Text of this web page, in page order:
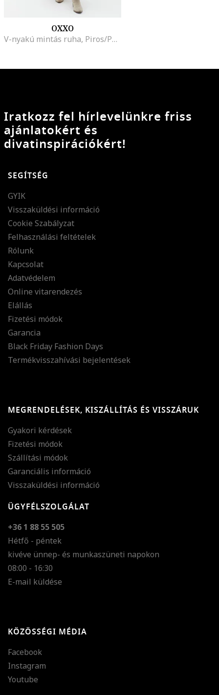
OXXO
V-nyakú mintás ruha, Piros/Páfrányzöld/Világosbézs
Iratkozz fel hírlevelünkre friss
ajánlatokért és
divatinspirációkért!
SEGÍTSÉG
GYIK
Visszaküldési információ
Cookie Szabályzat
Felhasználási feltételek
Rólunk
Kapcsolat
Adatvédelem
Online vitarendezés
Elállás
Fizetési módok
Garancia
Black Friday Fashion Days
Termékvisszahívási bejelentések
MEGRENDELÉSEK, KISZÁLLÍTÁS ÉS VISSZÁRUK
Gyakori kérdések
Fizetési módok
Szállítási módok
Garanciális információ
Visszaküldési információ
ÜGYFÉLSZOLGÁLAT
+36 1 88 55 505
Hétfő - péntek
kivéve ünnep- és munkaszüneti napokon
08:00 - 16:30
E-mail küldése
KÖZÖSSÉGI MÉDIA
Facebook
Instagram
Youtube